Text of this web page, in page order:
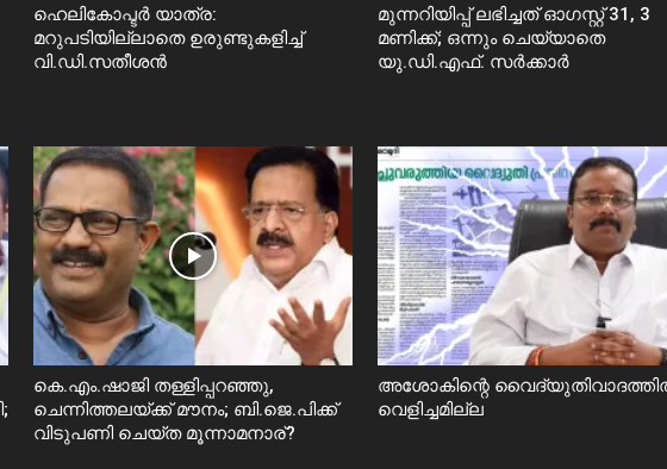
ഹെലികോപ്ടര്‍ യാത്ര:
മറുപടിയില്ലാതെ ഉരുണ്ടുകളിച്ച്
വി.ഡി.സതീശൻ
മുന്നറിയിപ്പ് ലഭിച്ചത് ഓഗസ്റ്റ് 31, 3
മണിക്ക്; ഒന്നും ചെയ്യാതെ
യു.ഡി.എഫ്. സർക്കാര്‍
കെ.എം.ഷാജി തള്ളിപ്പറഞ്ഞു,
ചെന്നിത്തലയ്ക്ക് മൗനം; ബി.ജെ.പിക്ക്
വിടുപണി ചെയ്ത മൂന്നാമനാര്?
അശോകിന്റെ
വെളിച്ചമില്ല